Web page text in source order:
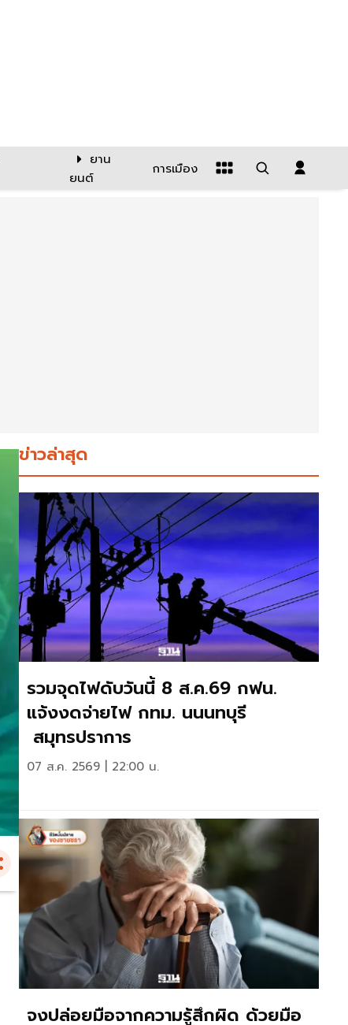
ยาน
ยนต์
การเมือง
ข่าวล่าสุด
รวมจุดไฟดับวันนี้ 8 ส.ค.69 กฟน.
แจ้งงดจ่ายไฟ กทม. นนนทบุรี
สมุทรปราการ
07 ส.ค. 2569 | 22:00 น.
จงปล่อยมือจากความรู้สึกผิด ด้วยมือ